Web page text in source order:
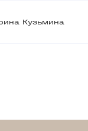
Кузьмина